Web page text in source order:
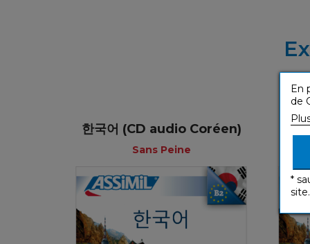
한국어 (CD audio Coréen)
Sans Peine
한
En
de
*
site.